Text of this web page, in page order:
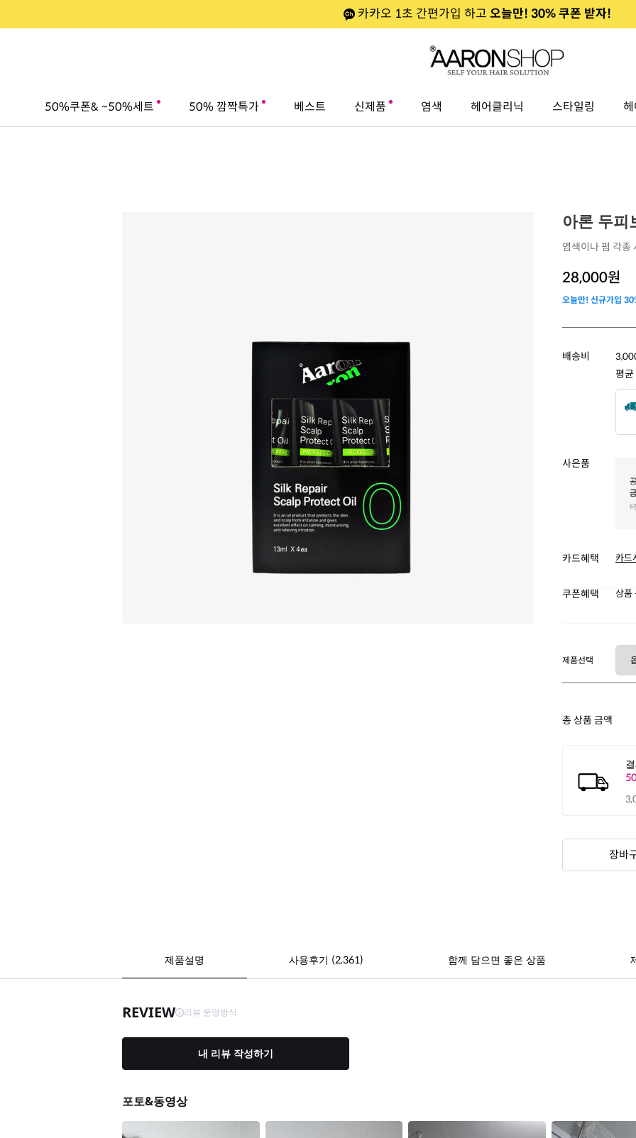
카카오 1초 간편가입 하고 오늘만! 30% 쿠폰 받자!
50%쿠폰& ~50%세트 50% 깜짝특가 베스트 신제품 염색 헤어클리닉 스타일링
아론 두피
염색이나 펌 각종
28,000원
오늘만! 신규가입
배송비
평균
사은품
카드혜택 카드
쿠폰혜택 상품
제품선택
총 상품 금액
장바
제품설명 사용후기 (2,361) 함께 담으면 좋은 상품